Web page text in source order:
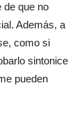
de que no
Además, a
como si
sintonice
pueden